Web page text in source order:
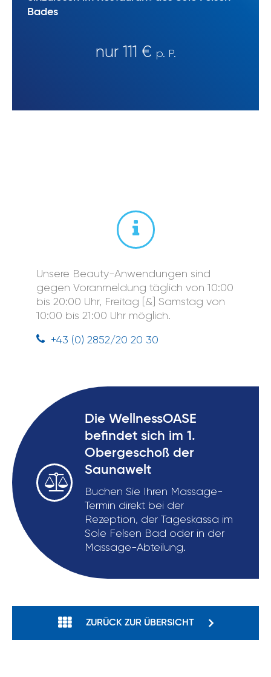
Bades
nur 111 € p. P.
Unsere Beauty-Anwendungen sind
gegen Voranmeldung täglich von 10:00
bis 20:00 Uhr, Freitag [&] Samstag von
10:00 bis 21:00 Uhr möglich.
+43 (0) 2852/20 20 30
Die WellnessOASE
befindet sich im 1.
Obergeschoß der
Saunawelt
Buchen Sie Ihren Massage-
Termin direkt bei der
Rezeption, der Tageskassa im
Sole Felsen Bad oder in der
Massage-Abteilung.
ZURÜCK ZUR ÜBERSICHT